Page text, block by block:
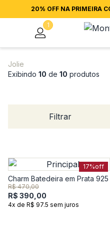
20% OFF NA PRIMEIRA
1
Jolie
Exibindo 10 de 10 produtos
Filtrar
17%off
Charm Batedeira em Prata 925
R$ 470,00
R$ 390,00
4x de R$ 97.5 sem juros